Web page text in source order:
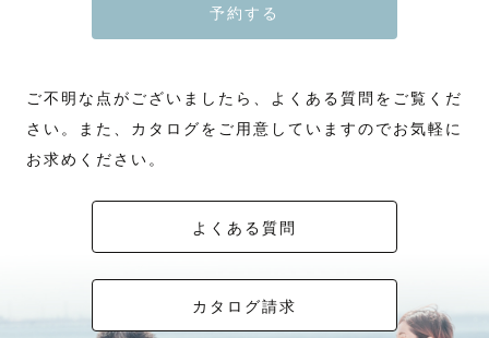
予約する
ご不明な点がございましたら、よくある質問をご覧くだ
さい。また、カタログをご用意していますのでお気軽に
お求めください。
よくある質問
カタログ請求